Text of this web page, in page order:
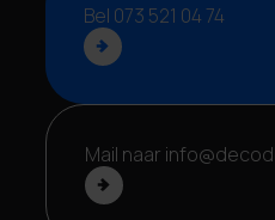
Bel 073 521 04 74
Mail naar